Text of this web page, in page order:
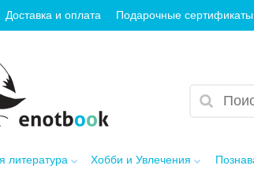
Доставка и оплата Подарочные сертификаты
литература Хобби и Увлечения